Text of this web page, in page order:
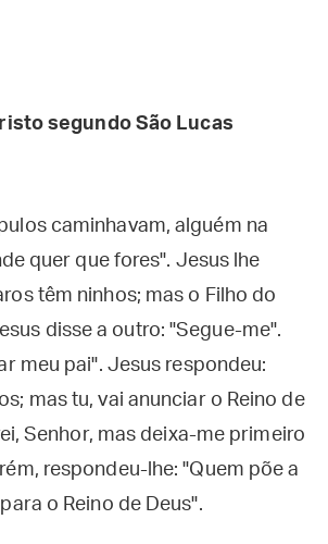
segundo São Lucas
caminhavam, alguém na
quer que fores". Jesus lhe
têm ninhos; mas o Filho do
disse a outro: "Segue-me".
meu pai". Jesus respondeu:
mas tu, vai anunciar o Reino de
Senhor, mas deixa-me primeiro
respondeu-lhe: "Quem põe a
o Reino de Deus".